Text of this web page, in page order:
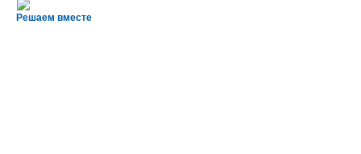
Решаем вместе